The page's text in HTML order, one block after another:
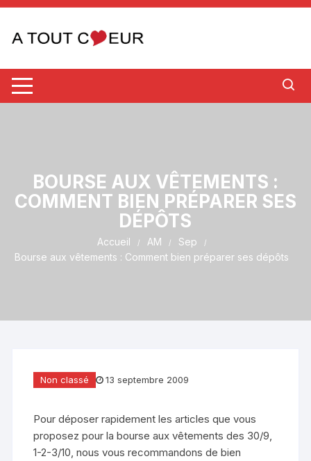
Aller
contenu
BOURSE AUX VÊTEMENTS :
COMMENT BIEN PRÉPARER SES
DÉPÔTS
Accueil AM
Sep
Bourse aux vêtements : Comment bien préparer ses dépôts
Non classé 13 septembre 2009
Pour déposer rapidement les articles que vous
proposez pour la bourse aux vêtements des 30/9,
1-2-3/10, nous vous recommandons de bien